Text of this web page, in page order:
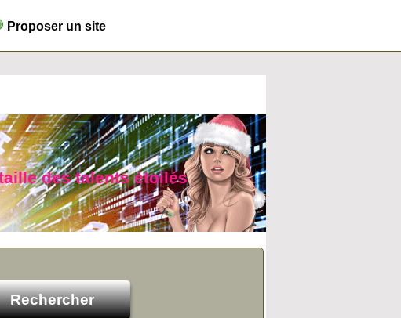
Proposer un site
des talents étoilés